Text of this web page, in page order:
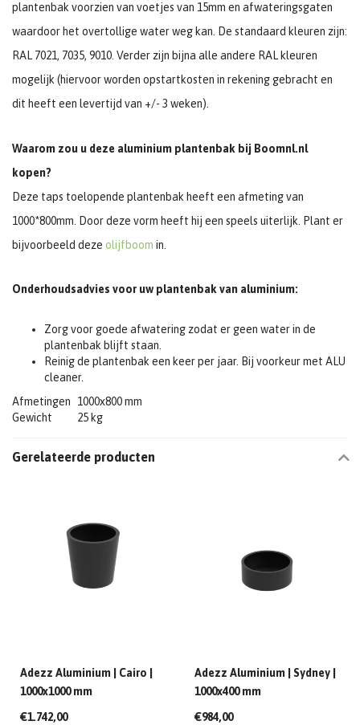
plantenbak voorzien van voetjes van 15mm en afwateringsgaten
waardoor het overtollige water weg kan. De standaard kleuren zijn:
RAL 7021, 7035, 9010. Verder zijn bijna alle andere RAL kleuren
mogelijk (hiervoor worden opstartkosten in rekening gebracht en
dit heeft een levertijd van +/- 3 weken).
Waarom zou u deze aluminium plantenbak bij Boomnl.nl
kopen?
Deze taps toelopende plantenbak heeft een afmeting van
1000*800mm. Door deze vorm heeft hij een speels uiterlijk. Plant er
bijvoorbeeld deze olijfboom in.
Onderhoudsadvies voor uw plantenbak van aluminium:
Zorg voor goede afwatering zodat er geen water in de
plantenbak blijft staan.
Reinig de plantenbak een keer per jaar. Bij voorkeur met ALU
cleaner.
Afmetingen
1000x800 mm
Gewicht
25 kg
Gerelateerde producten
Adezz Aluminium | Cairo |
1000x1000 mm
€1.742,00
Adezz Aluminium | Sydney |
1000x400 mm
€984,00